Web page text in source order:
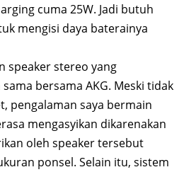
cuma 25W. Jadi butuh
mengisi daya baterainya
speaker stereo yang
bersama AKG. Meski tidak
pengalaman saya bermain
mengasyikan dikarenakan
oleh speaker tersebut
ponsel. Selain itu, sistem